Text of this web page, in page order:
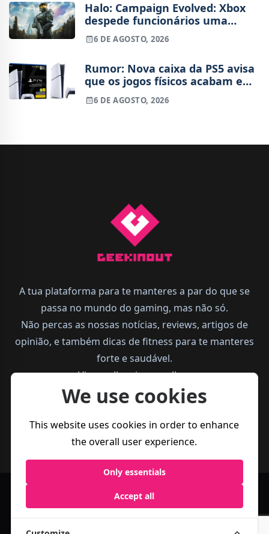
Halo: Campaign Evolved: Xbox
despede funcionários uma
semana após o lançamento
6 DE AGOSTO, 2026
Rumor: Nova caixa da PS5 avisa
que os jogos físicos acabam em
2028
6 DE AGOSTO, 2026
A tua plataforma para te manteres a par do que se
passa no mundo do gaming, mas não só.
Não percas as nossas notícias, reviews, artigos de
opinião, e também dicas de fitness para te manteres
forte e saudável.
Vive melhor, joga melhor.
Business
Política de
We use cookies
This website uses cookies in order to enhance
the overall user experience.
Only essentials
Accept all